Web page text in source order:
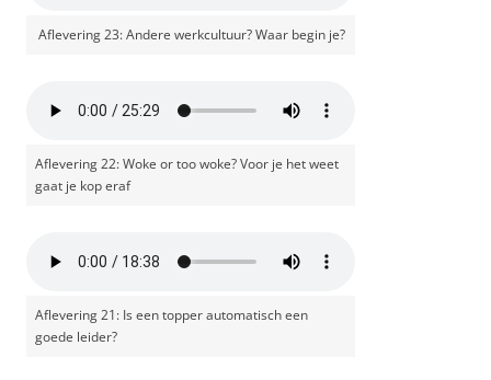
Aflevering 23: Andere werkcultuur? Waar begin je?
Aflevering 22: Woke or too woke? Voor je het weet
gaat je kop eraf
Aflevering 21: Is een topper automatisch een
goede leider?